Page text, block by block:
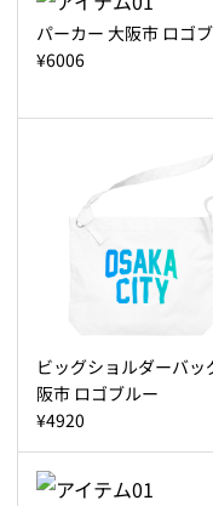
パーカー 大阪市 ロゴ
¥6006
ビッグショルダーバッ
阪市 ロゴブルー
¥4920